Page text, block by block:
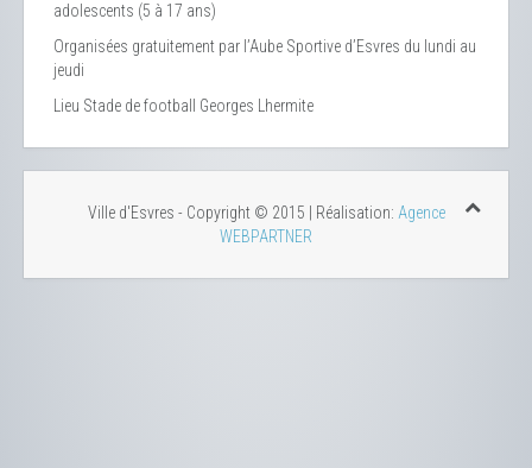
adolescents (5 à 17 ans)
Organisées gratuitement par l’Aube Sportive d’Esvres du lundi au
jeudi
Lieu Stade de football Georges Lhermite
Ville d'Esvres - Copyright © 2015 | Réalisation: Agence
WEBPARTNER